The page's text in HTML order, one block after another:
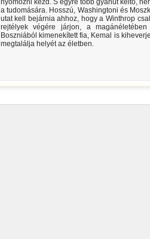
a tudomására. Hosszú, Washingtoni és
utat kell bejárnia ahhoz, hogy a Winthrop
rejtélyek végére járjon, a
Boszniából kimenekített fia, Kemal is
megtalálja helyét az életben.